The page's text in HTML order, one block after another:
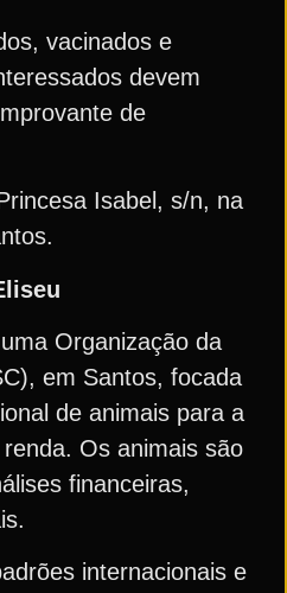
vacinados e
devem
de
Isabel, s/n, na
Organização da
em Santos, focada
de animais para a
Os animais são
financeiras,
internacionais e